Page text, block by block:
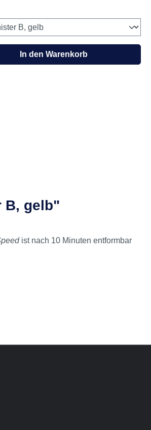
gewünschten Wert ein
In den Warenkorb
B, gelb"
ist nach 10 Minuten entformbar